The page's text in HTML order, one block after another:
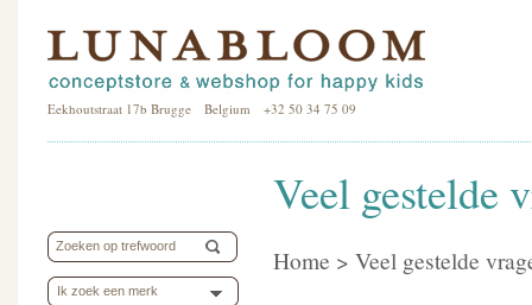
Eekhoutstraat 17b Brugge Belgium +32 50 34 75 09
Ik zoek een merk
Veel gestelde
Home > Veel gestelde